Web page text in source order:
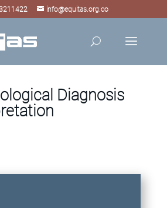
info@equitas.org.co
Diagnosis